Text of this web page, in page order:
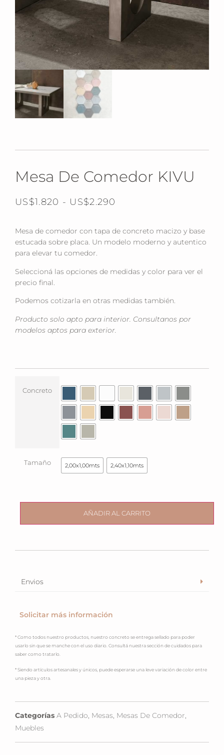
Mesa De Comedor KIVU
US$1.820 - US$2.290
Mesa de comedor con tapa de concreto macizo y base
estucada sobre placa. Un modelo moderno y autentico
para elevar tu comedor.
Seleccioná las opciones de medidas y color para ver el
precio final.
Podemos cotizarla en otras medidas también.
Producto solo apto para interior. Consultanos por
modelos aptos para exterior.
Concreto
Tamaño 2,00x1,00mts 2,40x1,10mts
AÑADIR AL CARRITO
Envios
Solicitar más información
* Como todos nuestro productos, nuestro concreto se entrega sellado para poder
usarlo sin que se manche con el uso diario. Consultá nuestra sección de cuidados para
saber como tratarlo.
* Siendo artículos artesanales y únicos, puede esperarse una leve variación de color entre
una pieza y otra.
Categorías A Pedido, Mesas, Mesas De Comedor,
Muebles